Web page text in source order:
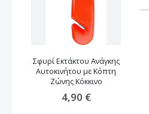
Σφυρί Εκτάκτου Ανάγκης
Αυτοκινήτου με Κόπτη
Ζώνης Κόκκινο
4,90 €